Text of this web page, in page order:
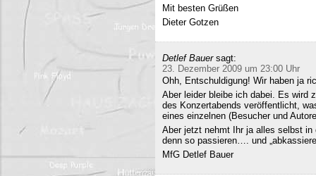
Mit besten Grüßen
Dieter Gotzen
Detlef Bauer sagt:
23. Dezember 2009 um 23:00 Uhr
Ohh, Entschuldigung! Wir haben ja
Aber leider bleibe ich dabei. Es wird
des Konzertabends veröffentlicht,
eines einzelnen (Besucher und
Aber jetzt nehmt Ihr ja alles selbst
denn so passieren…. und
MfG Detlef Bauer